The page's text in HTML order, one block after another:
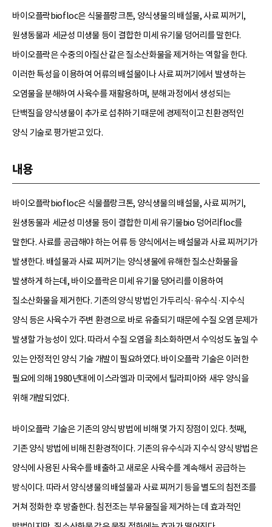
바이오플락biofloc은 식물플랑크톤, 양식생물의 배설물, 사료 찌꺼기,
원생동물과 세균성 미생물 등이 결합한 미세 유기물 덩어리를 말한다.
바이오플락은 수중의 아질산 같은 질소산화물을 제거하는 역할을 한다.
이러한 특성을 이용하여 어류의 배설물이나 사료 찌꺼기에서 발생하는
오염물을 분해하여 사육수를 재활용하며, 분해 과정에서 생성되는
단백질을 양식생물이 추가로 섭취하기 때문에 경제적이고 친환경적인
양식 기술로 평가받고 있다.
내용
바이오플락biofloc은 식물플랑크톤, 양식생물의 배설물, 사료 찌꺼기,
원생동물과 세균성 미생물 등이 결합한 미세 유기물bio 덩어리floc를
말한다. 사료를 공급해야 하는 어류 등 양식에서는 배설물과 사료 찌꺼기가
발생한다. 배설물과 사료 찌꺼기는 양식생물에 유해한 질소산화물을
발생하게 하는데, 바이오플락은 미세 유기물 덩어리를 이용하여
질소산화물을 제거한다. 기존의 양식 방법인 가두리식·유수식·지수식
양식 등은 사육수가 주변 환경으로 바로 유출되기 때문에 수질 오염 문제가
발생할 가능성이 있다. 따라서 수질 오염을 최소화하면서 수익성도 높일 수
있는 안정적인 양식 기술 개발이 필요하였다. 바이오플락 기술은 이러한
필요에 의해 1980년대에 이스라엘과 미국에서 틸라피아와 새우 양식을
위해 개발되었다.
바이오플락 기술은 기존의 양식 방법에 비해 몇 가지 장점이 있다. 첫째,
기존 양식 방법에 비해 친환경적이다. 기존의 유수식과 지수식 양식 방법은
양식에 사용된 사육수를 배출하고 새로운 사육수를 계속해서 공급하는
방식이다. 따라서 양식생물의 배설물과 사료 찌꺼기 등을 별도의 침전조를
거쳐 정화한 후 방출한다. 침전조는 부유물질을 제거하는 데 효과적인